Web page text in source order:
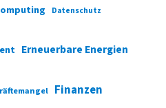
Datenschutz
Erneuerbare Energien
Finanzen